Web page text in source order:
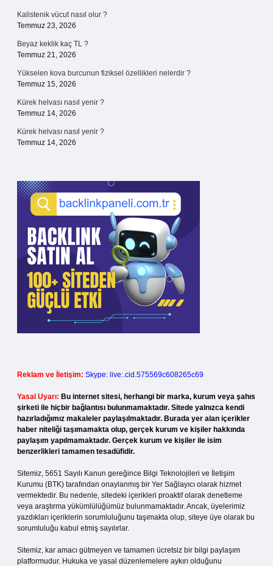
Kalistenik vücut nasıl olur ?
Temmuz 23, 2026
Beyaz keklik kaç TL ?
Temmuz 21, 2026
Yükselen kova burcunun fiziksel özellikleri nelerdir ?
Temmuz 15, 2026
Kürek helvası nasıl yenir ?
Temmuz 14, 2026
Kürek helvası nasıl yenir ?
Temmuz 14, 2026
Reklam ve İletişim: Skype: live:.cid.575569c608265c69
Yasal Uyarı: Bu internet sitesi, herhangi bir marka, kurum veya şahıs
şirketi ile hiçbir bağlantısı bulunmamaktadır. Sitede yalnızca kendi
hazırladığımız makaleler paylaşılmaktadır. Burada yer alan içerikler
haber niteliği taşımamakta olup, gerçek kurum ve kişiler hakkında
paylaşım yapılmamaktadır. Gerçek kurum ve kişiler ile isim
benzerlikleri tamamen tesadüfidir.
Sitemiz, 5651 Sayılı Kanun gereğince Bilgi Teknolojileri ve İletişim
Kurumu (BTK) tarafından onaylanmış bir Yer Sağlayıcı olarak hizmet
vermektedir. Bu nedenle, sitedeki içerikleri proaktif olarak denetleme
veya araştırma yükümlülüğümüz bulunmamaktadır. Ancak, üyelerimiz
yazdıkları içeriklerin sorumluluğunu taşımakta olup, siteye üye olarak bu
sorumluluğu kabul etmiş sayılırlar.
Sitemiz, kar amacı gütmeyen ve tamamen ücretsiz bir bilgi paylaşım
platformudur. Hukuka ve yasal düzenlemelere aykırı olduğunu